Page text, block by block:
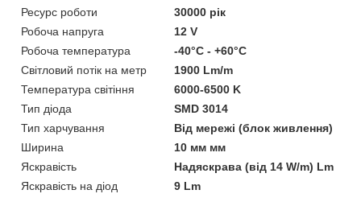
Ресурс роботи
30000 рік
Робоча напруга
12 V
Робоча температура
-40°С - +60°С
Світловий потік на метр
1900 Lm/m
Температура світіння
6000-6500 K
Тип діода
SMD 3014
Тип харчування
Від мережі (блок живлення)
Ширина
10 мм мм
Яскравість
Надяскрава (від 14 W/m) Lm
Яскравість на діод
9 Lm